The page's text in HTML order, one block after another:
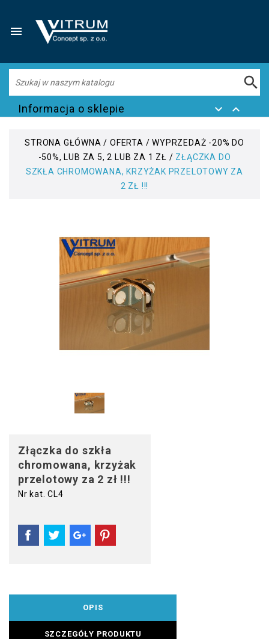


Informacja o sklepie  
STRONA GŁÓWNA OFERTA
WYPRZEDAŻ -20% DO
-50%, LUB ZA 5, 2 LUB ZA 1 ZŁ
ZŁĄCZKA DO
SZKŁA CHROMOWANA, KRZYŻAK PRZELOTOWY ZA
2 ZŁ !!!
Złączka do szkła
chromowana, krzyżak
przelotowy za 2 zł !!!
Nr kat. CL4
OPIS
SZCZEGÓŁY PRODUKTU